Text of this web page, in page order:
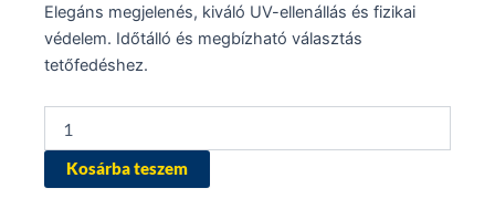
Elegáns megjelenés, kiváló UV-ellenállás és fizikai
védelem. Időtálló és megbízható választás
tetőfedéshez.
ROCK
TRIO
mennyiség
Kosárba teszem